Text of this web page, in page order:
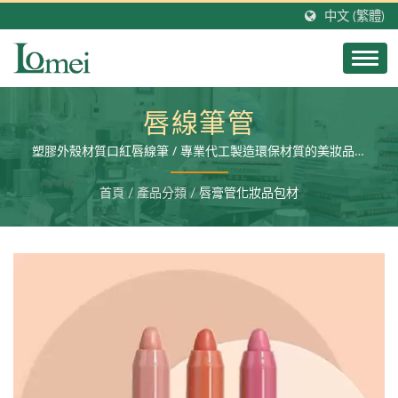
中文 (繁體)
唇線筆管
塑膠外殼材質口紅唇線筆 / 專業代工製造環保材質的美妝品容
器外殼，塑膠材質美妝包材，並提供二次加工服務以及成品充
填生產。
首頁 / 產品分類 / 唇膏管化妝品包材